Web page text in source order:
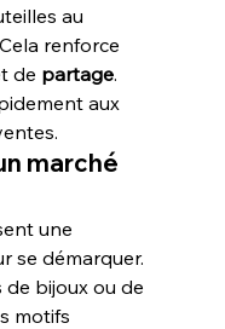
au
renforce
de partage.
aux
marché
une
se démarquer.
de bijoux ou de
motifs